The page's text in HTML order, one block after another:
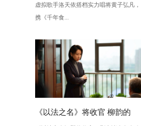
虚拟歌手洛天依搭档实力唱将黄子弘凡，
携《千年食...
《以法之名》将收官 柳韵的